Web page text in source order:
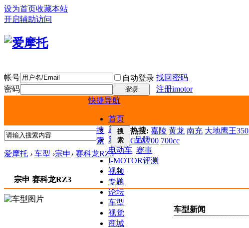
设为首页收藏本站
开启辅助访问
帐号 自动登录 找回密码
密码
登录
注册imotor
快捷导航
首页
新闻
新车
品牌
电动车 赛事
I-MOTOR评测
视频
专题
论坛
车型
视觉
商城
搜
索
搜
索
热搜: 嘉陵 黄龙 南充 大地鹰王350
CTX700 700cc
爱摩托 › 车型 ›宗申› 赛科龙RZ3
宗申 赛科龙RZ3
车型新闻